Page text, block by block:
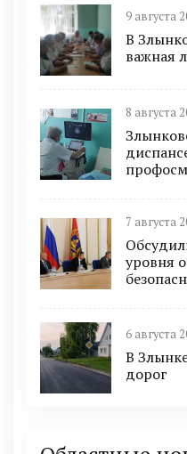
9 августа
В
важная
8 августа
7 августа
уровня
6 августа
В
дорог